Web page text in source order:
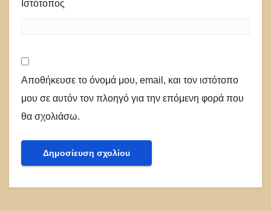
Ιστότοπος
Αποθήκευσε το όνομά μου, email, και τον ιστότοπο
μου σε αυτόν τον πλοηγό για την επόμενη φορά που
θα σχολιάσω.